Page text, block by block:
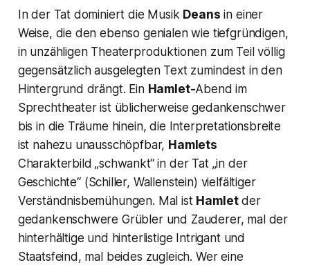
In der Tat dominiert die Musik Deans in einer
Weise, die den ebenso genialen wie tiefgründigen,
in unzähligen Theaterproduktionen zum Teil völlig
gegensätzlich ausgelegten Text zumindest in den
Hintergrund drängt. Ein Hamlet-Abend im
Sprechtheater ist üblicherweise gedankenschwer
bis in die Träume hinein, die Interpretationsbreite
ist nahezu unausschöpfbar, Hamlets
Charakterbild „schwankt“in der Tat „in der
Geschichte“(Schiller, Wallenstein) vielfältiger
Verständnisbemühungen. Mal ist Hamletder
gedankenschwere Grübler und Zauderer, mal der
hinterhältige und hinterlistige Intrigant und
Staatsfeind, mal beides zugleich. Wer eine